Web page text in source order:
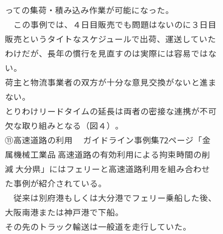
っての集荷・積み込み作業が可能になった。
この事例では、４日目販売でも問題はないのに３日目
販売というタイトなスケジュールで出荷、運送していた
わけだが、長年の慣行を見直すのは実際には容易ではな
い。
荷主と物流事業者の双方が十分な意見交換がないと進ま
ない。
とりわけリードタイムの延長は両者の密接な連携が不可
欠な取り組みとなる（図４）。
⑪高速道路の利用 ガイドライン事例集72ページ「金
属機械工業品 高速道路の有効利用による拘束時間の削
減 大分県」にはフェリーと高速道路利用を組み合わせ
た事例が紹介されている。
従来は別府港もしくは大分港でフェリー乗船した後、
大阪南港または神戸港で下船。
その先のトラック輸送は一般道を走行していた。